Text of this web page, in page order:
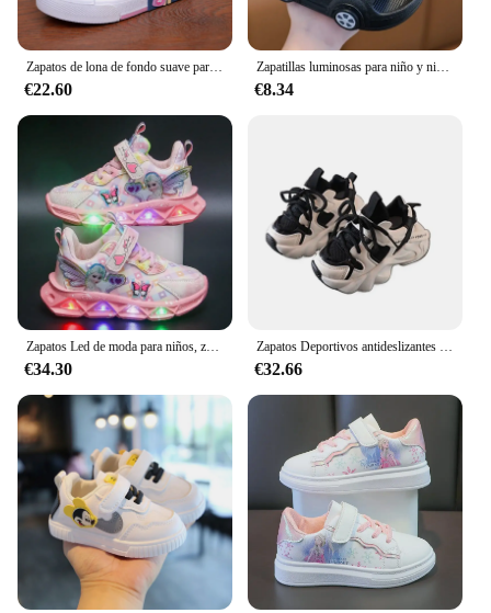
Zapatos de lona de fondo suave para niños, zapatillas deportivas informales para correr, antideslizantes, transpirables, planas, talla 21-38
€22.60
Zapatillas luminosas para niño y niña, zapatos de playa antideslizantes, suaves, con dibujos animados de coche, a la moda, para exteriores, para verano
€8.34
Zapatos Led de moda para niños, zapatillas de marca Popular para niñas, zapatos de iluminación de princesa Elsa de Disney, zapatos deportivos casuales, nuevo estilo
€34.30
Zapatos Deportivos antideslizantes para niños, zapatillas transpirables de malla para estudiantes y niñas, primavera y otoño
€32.66